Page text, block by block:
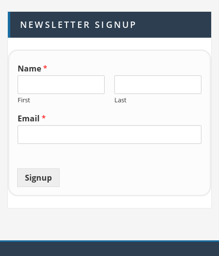
h
f
o
NEWSLETTER SIGNUP
Name*
First Last
Email *
Signup